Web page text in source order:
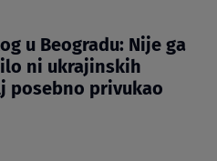
u Beogradu: Nije ga
ni ukrajinskih
posebno privukao